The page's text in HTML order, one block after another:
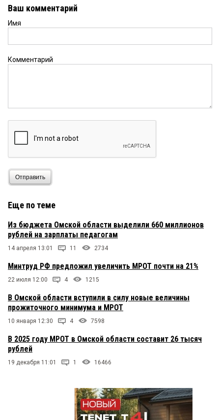
Ваш комментарий
Имя
Комментарий
Отправить
Еще по теме
Из бюджета Омской области выделили 660 миллионов
рублей на зарплаты педагогам
14 апреля 13:01 11 2734
Минтруд РФ предложил увеличить МРОТ почти на 21%
22 июля 12:00 4 1215
В Омской области вступили в силу новые величины
прожиточного минимума и МРОТ
10 января 12:30 4 7598
В 2025 году МРОТ в Омской области составит 26 тысяч
рублей
19 декабря 11:01 1 16466